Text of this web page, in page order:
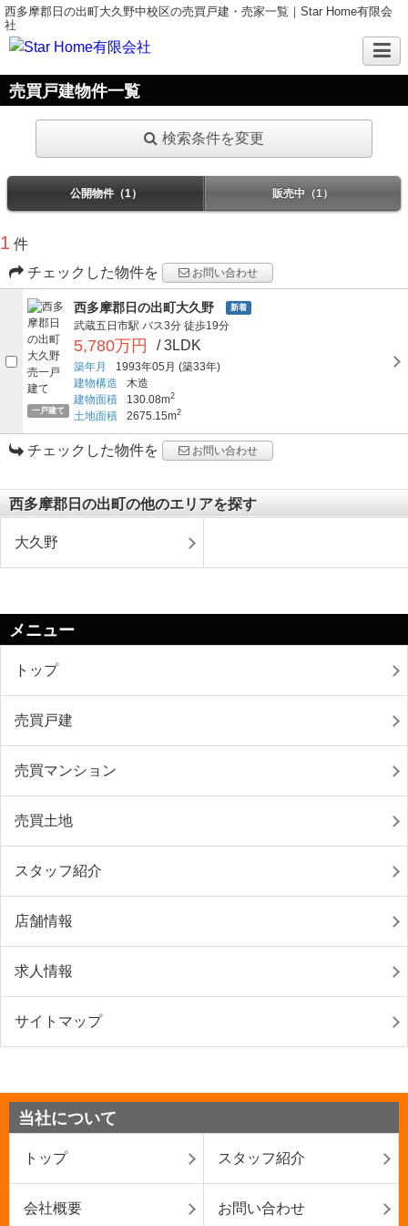
西多摩郡日の出町大久野中校区の売買戸建・売家一覧｜Star Home有限会
社
売買戸建物件一覧
検索条件を変更
公開物件（1） 販売中（1）
1 件
チェックした物件を
お問い合わせ
一戸建て
西多摩郡日の出町大久野 新着
武蔵五日市駅 バス3分 徒歩19分
5,780万円 / 3LDK
築年月 1993年05月 (築33年)
建物構造
木造
建物面積
130.08m2
土地面積 2675.15m2
チェックした物件を お問い合わせ
西多摩郡日の出町の他のエリアを探す
大久野
メニュー
トップ
売買戸建
売買マンション
売買土地
スタッフ紹介
店舗情報
求人情報
サイトマップ
当社について
トップ スタッフ紹介
会社概要 お問い合わせ